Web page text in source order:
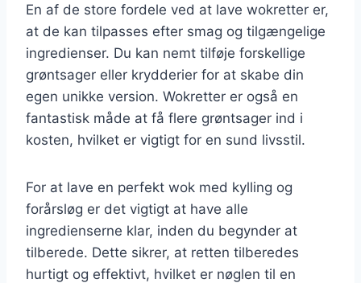
En af de store fordele ved at lave wokretter er,
at de kan tilpasses efter smag og tilgængelige
ingredienser. Du kan nemt tilføje forskellige
grøntsager eller krydderier for at skabe din
egen unikke version. Wokretter er også en
fantastisk måde at få flere grøntsager ind i
kosten, hvilket er vigtigt for en sund livsstil.
For at lave en perfekt wok med kylling og
forårsløg er det vigtigt at have alle
ingredienserne klar, inden du begynder at
tilberede. Dette sikrer, at retten tilberedes
hurtigt og effektivt, hvilket er nøglen til en